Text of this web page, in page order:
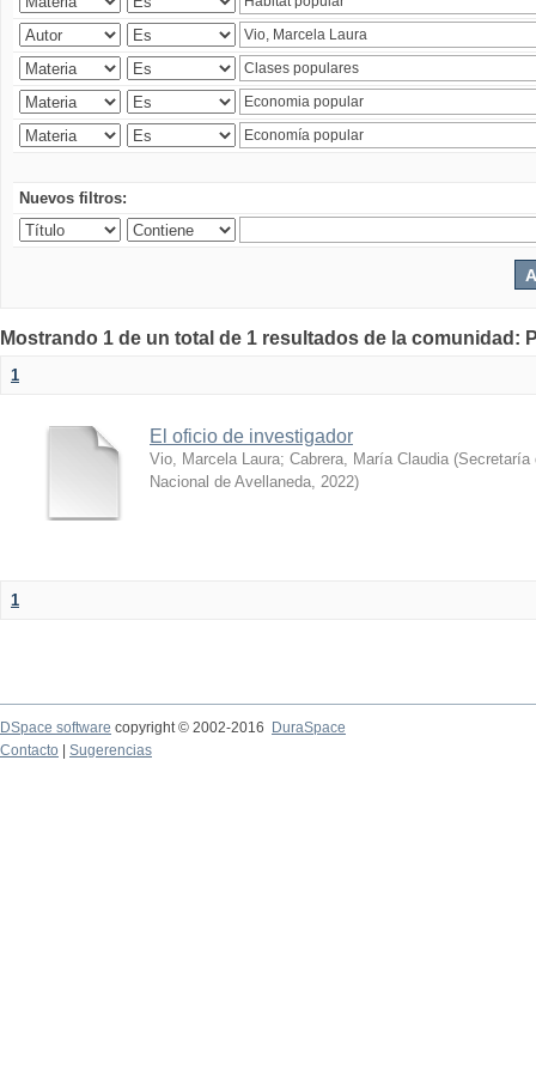
Nuevos filtros:
Mostrando 1 de un total de 1 resultados de la
1
El oficio de investigador
Vio, Marcela Laura; Cabrera, María Claudia (Secretaría
Nacional de Avellaneda, 2022)
1
DSpace software copyright © 2002-2016
DuraSpace
Contacto
Sugerencias